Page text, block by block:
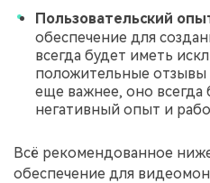
Пользовательский
обеспечение для
всегда будет иметь
положительные отзывы
еще важнее, оно всегда
негативный опыт и
Всё рекомендованное
обеспечение для